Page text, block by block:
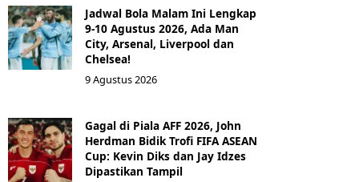
Jadwal Bola Malam Ini Lengkap
9-10 Agustus 2026, Ada Man
City, Arsenal, Liverpool dan
Chelsea!
9 Agustus 2026
Gagal di Piala AFF 2026, John
Herdman Bidik Trofi FIFA ASEAN
Cup: Kevin Diks dan Jay Idzes
Dipastikan Tampil